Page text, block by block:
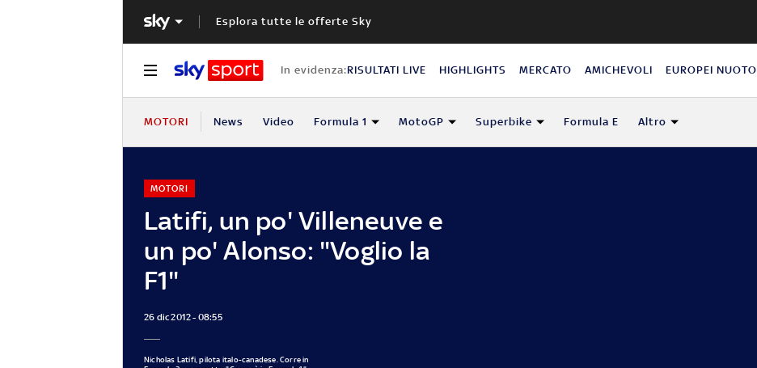
Esplora tutte le offerte Sky
In evidenza:RISULTATI LIVE HIGHLIGHTS MERCATO AMICHEVOLI EUROPEI NUOTO
MOTORI News Video Formula 1 MotoGP Superbike Formula E Altro
Latifi, un po' Villeneuve e
un po' Alonso: "Voglio la
F1"
MOTORI
26 dic 2012 - 08:55
Nicholas Latifi, pilota italo-canadese. Corre in